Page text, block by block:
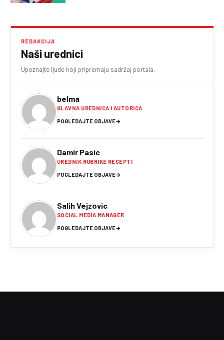
REDAKCIJA
Naši urednici
Upoznajte ljude koji pripremaju sadržaj portala.
belma
GLAVNA UREDNICA I AUTORICA
POGLEDAJTE OBJAVE→
Damir Pasic
UREDNIK RUBRIKE RECEPTI
POGLEDAJTE OBJAVE→
Salih Vejzovic
SOCIAL MEDIA MANAGER
POGLEDAJTE OBJAVE→